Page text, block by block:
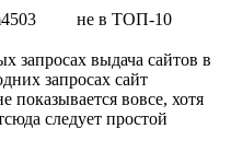
не в ТОП-10
запросах выдача сайтов в
запросах сайт
вовсе, хотя
следует простой